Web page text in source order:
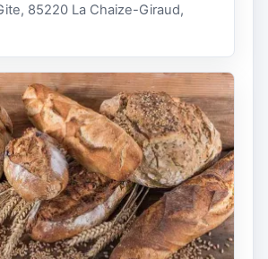
85220 La Chaize-Giraud,